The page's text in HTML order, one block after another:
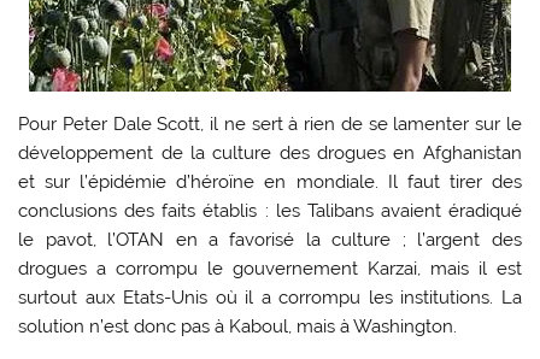
Pour Peter Dale Scott, il ne sert à rien de se lamenter sur le
développement de la culture des drogues en Afghanistan
et sur l’épidémie d’héroïne en mondiale. Il faut tirer des
conclusions des faits établis : les Talibans avaient éradiqué
le pavot, l’OTAN en a favorisé la culture ; l’argent des
drogues a corrompu le gouvernement Karzai, mais il est
surtout aux Etats-Unis où il a corrompu les institutions. La
solution n’est donc pas à Kaboul, mais à Washington.